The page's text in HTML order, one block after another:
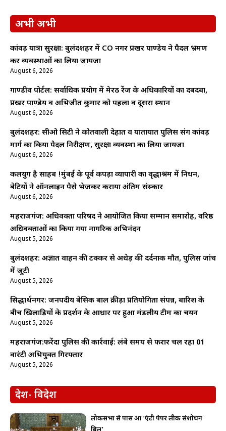
अभी अभी
कांवड़ यात्रा सुरक्षा: बुलंदशहर में CO नगर प्रखर पाण्डेय ने पैदल भ्रमण
कर व्यवस्थाओं का लिया जायजा
August 6, 2026
गाण्डीव पोर्टल: सर्वाधिक प्रयोग में मेरठ रेंज के अधिकारियों का दबदबा,
प्रखर पाण्डेय व अभिजीत कुमार को पहला व दूसरा स्थान
August 6, 2026
बुलंदशहर: सीओ सिटी ने कोतवाली देहात व यातायात पुलिस संग कांवड़
मार्ग का किया पैदल निरीक्षण, सुरक्षा व्यवस्था का लिया जायजा
August 6, 2026
कलयुग है साहब !मुंबई के पूर्व कपड़ा व्यापारी का वृद्धाश्रम में निधन,
बेटियों ने ऑनलाइन पैसे भेजकर कराया अंतिम संस्कार
August 6, 2026
महराजगंज: अधिवक्ता परिषद ने आयोजित किया सम्मान समारोह, वरिष्ठ
अधिवक्ताओं का किया गया नागरिक अभिनंदन
August 5, 2026
बुलंदशहर: अज्ञात वाहन की टक्कर से अधेड़ की दर्दनाक मौत, पुलिस जांच
में जुटी
August 5, 2026
सिद्धार्थनगर: जनपदीय बेसिक बाल क्रीड़ा प्रतियोगिता संपन्न, बारिश के
बीच खिलाड़ियों के प्रदर्शन के आधार पर हुआ मंडलीय टीम का चयन
August 5, 2026
महराजगंज:फरेंदा पुलिस की कार्रवाई: लंबे समय से फरार चल रहा 01
वारंटी अभियुक्त गिरफ्तार
August 5, 2026
देश- विदेश
लोकसभा से पास हुआ ‘एंटी पेपर लीक संशोधन